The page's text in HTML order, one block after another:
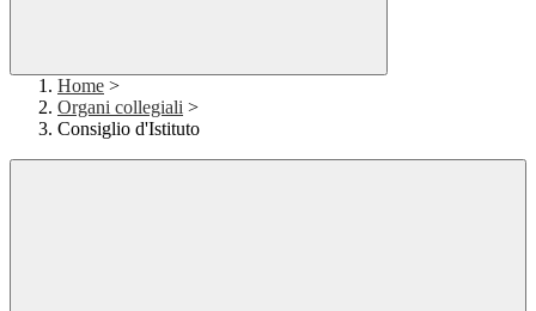
Home >
Organi collegiali >
Consiglio d'Istituto